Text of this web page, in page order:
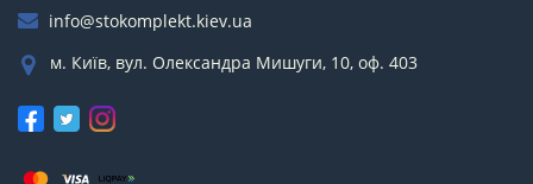
Відповіді на запитання, що часто
ставляться
Які найдешевші товари в категорії
info@stokomplekt.kiev.ua
м. Київ, вул. Олександра Мишуги, 10, оф. 403